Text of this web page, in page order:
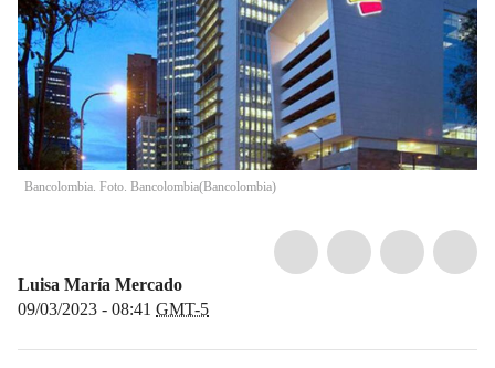
Bancolombia. Foto. Bancolombia(Bancolombia)
Luisa María Mercado
09/03/2023 - 08:41 GMT-5